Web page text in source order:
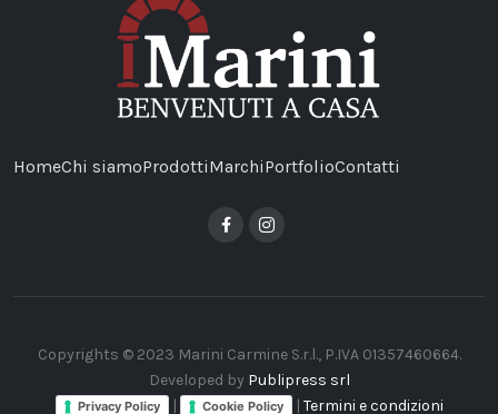
HomeChi siamoProdottiMarchiPortfolioContatti
Copyrights © 2023 Marini Carmine S.r.l., P.IVA 01357460664.
Developed by Publipress srl
Privacy Policy | Cookie Policy | Termini e condizioni